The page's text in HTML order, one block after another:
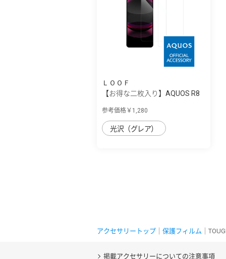
ＬＯＯＦ
【お得な二枚入り】AQUOS R8
参考価格￥1,280
光沢（グレア）
アクセサリートップ 保護フィルム ｜
掲載アクセサリーについての注意事項